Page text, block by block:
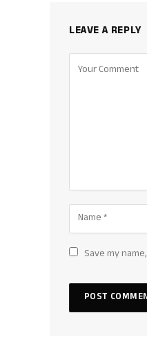
LEAVE A REPLY
Save my